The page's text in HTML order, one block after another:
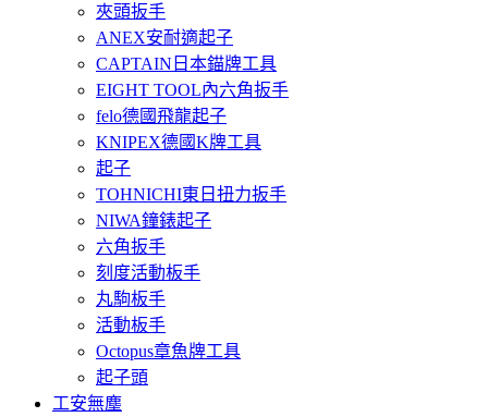
夾頭扳手
ANEX安耐適起子
CAPTAIN日本錨牌工具
EIGHT TOOL內六角扳手
felo德國飛龍起子
KNIPEX德國K牌工具
起子
TOHNICHI東日扭力扳手
NIWA鐘錶起子
六角扳手
刻度活動板手
丸駒板手
活動板手
Octopus章魚牌工具
起子頭
工安無塵